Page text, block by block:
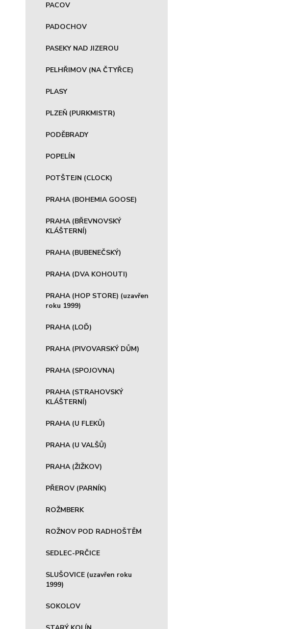
PACOV
PADOCHOV
PASEKY NAD JIZEROU
PELHŘIMOV (NA ČTYŘCE)
PLASY
PLZEŇ (PURKMISTR)
PODĚBRADY
POPELÍN
POTŠTEJN (CLOCK)
PRAHA (BOHEMIA GOOSE)
PRAHA (BŘEVNOVSKÝ
KLÁŠTERNÍ)
PRAHA (BUBENEČSKÝ)
PRAHA (DVA KOHOUTI)
PRAHA (HOP STORE) (uzavřen
roku 1999)
PRAHA (LOĎ)
PRAHA (PIVOVARSKÝ DŮM)
PRAHA (SPOJOVNA)
PRAHA (STRAHOVSKÝ
KLÁŠTERNÍ)
PRAHA (U FLEKŮ)
PRAHA (U VALŠŮ)
PRAHA (ŽIŽKOV)
PŘEROV (PARNÍK)
ROŽMBERK
ROŽNOV POD RADHOŠTĚM
SEDLEC-PRČICE
SLUŠOVICE (uzavřen roku
1999)
SOKOLOV